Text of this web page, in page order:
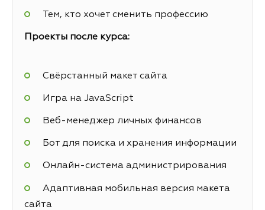
Тем, кто хочет сменить профессию
Проекты после курса:
Свёрстанный макет сайта
Игра на JavaScript
Веб-менеджер личных финансов
Бот для поиска и хранения информации
Онлайн-система администрирования
Адаптивная мобильная версия макета
сайта